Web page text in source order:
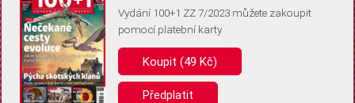
Pro základní fungování webu nepotřebujeme ukládat žádné informace
(tzv. cookies apod.). Rádi bychom vás ale požádali o souhlas s
uložením volitelných informací:
Vydání 100+1 ZZ 7/2023 můžete zakoupit
pomocí platební karty
Koupit (49 Kč)
Předplatit